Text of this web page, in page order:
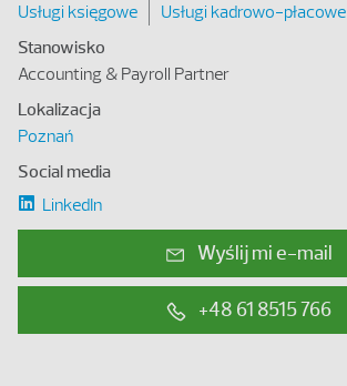
Usługi księgowe
Usługi kadrowo-płacowe
Stanowisko
Accounting & Payroll Partner
Lokalizacja
Poznań
Social media
LinkedIn
Wyślij mi e-mail
+48 61 8515 766